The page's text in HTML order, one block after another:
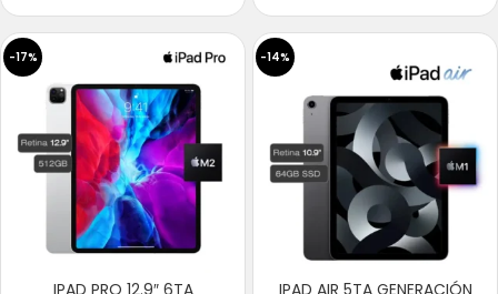
-17% -14%